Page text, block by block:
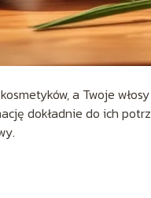
a Twoje
dokładnie do ich